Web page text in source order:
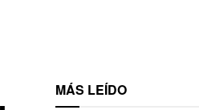
MÁS LEÍDO